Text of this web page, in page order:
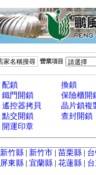
營業項目
配鎖 換鎖
鐵門開鎖 保險櫃開
遙控器拷貝 晶片鎖複
點交開鎖 查封開鎖
開運印章
新竹縣 | 新竹市 | 苗栗縣 |
屏東縣 | 宜蘭縣 | 花蓮縣 |